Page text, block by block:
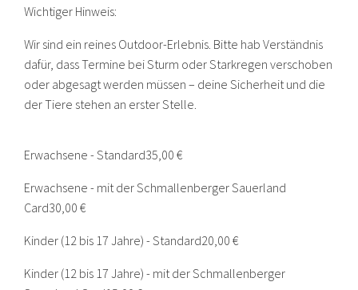
Wichtiger Hinweis:
Wir sind ein reines Outdoor-Erlebnis. Bitte hab Verständnis
dafür, dass Termine bei Sturm oder Starkregen verschoben
oder abgesagt werden müssen – deine Sicherheit und die
der Tiere stehen an erster Stelle.
Erwachsene - Standard35,00 €
Erwachsene - mit der Schmallenberger Sauerland
Card30,00 €
Kinder (12 bis 17 Jahre) - Standard20,00 €
Kinder (12 bis 17 Jahre) - mit der Schmallenberger